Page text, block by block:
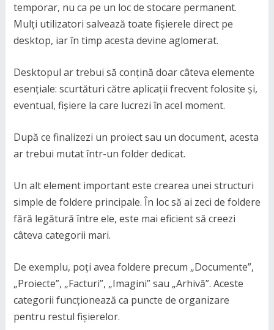
temporar, nu ca pe un loc de stocare permanent.
Mulți utilizatori salvează toate fișierele direct pe
desktop, iar în timp acesta devine aglomerat.
Desktopul ar trebui să conțină doar câteva elemente
esențiale: scurtături către aplicații frecvent folosite și,
eventual, fișiere la care lucrezi în acel moment.
După ce finalizezi un proiect sau un document, acesta
ar trebui mutat într-un folder dedicat.
Un alt element important este crearea unei structuri
simple de foldere principale. În loc să ai zeci de foldere
fără legătură între ele, este mai eficient să creezi
câteva categorii mari.
De exemplu, poți avea foldere precum „Documente”,
„Proiecte”, „Facturi”, „Imagini” sau „Arhivă”. Aceste
categorii funcționează ca puncte de organizare
pentru restul fișierelor.